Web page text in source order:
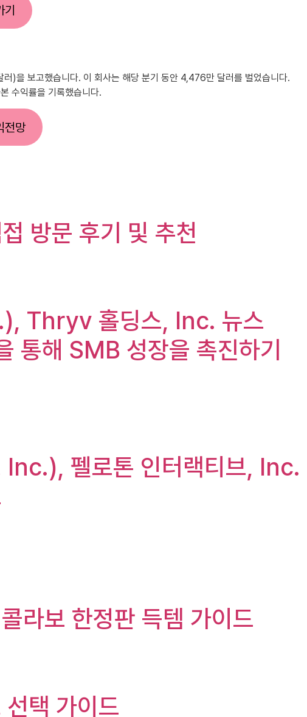
)을 보고했습니다. 이 회사는 해당 분기 동안 4,476만 달러를 벌었습니다.
수익률을 기록했습니다.
전망
방문 후기 및 추천
Thryv 홀딩스, Inc. 뉴스
해 SMB 성장을 촉진하기
펠로톤 인터랙티브, Inc.
라보 한정판 득템 가이드
택 가이드